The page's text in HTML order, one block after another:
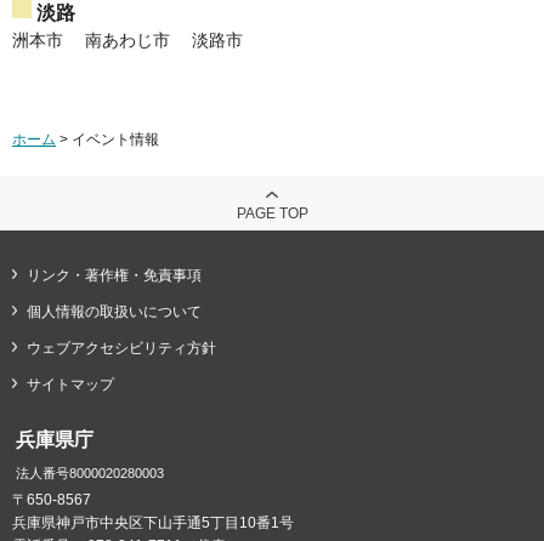
淡路
洲本市 南あわじ市 淡路市
ホーム > イベント情報
PAGE TOP
リンク・著作権・免責事項
個人情報の取扱いについて
ウェブアクセシビリティ方針
サイトマップ
兵庫県庁
法人番号8000020280003
〒650-8567
兵庫県神戸市中央区下山手通5丁目10番1号